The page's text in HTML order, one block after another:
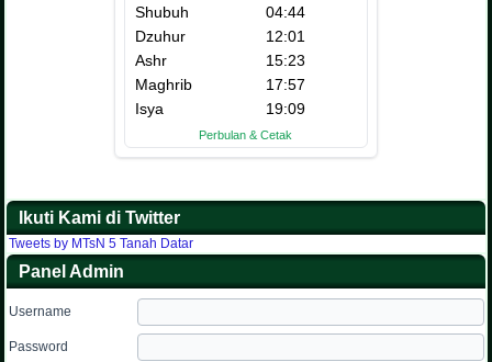
Ikuti Kami di Twitter
Tweets by MTsN 5 Tanah Datar
Panel Admin
Username
Password